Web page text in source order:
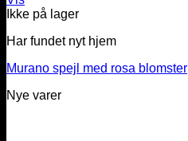
Ikke på lager
Har fundet nyt hjem
Murano spejl med rosa blomster
Nye varer